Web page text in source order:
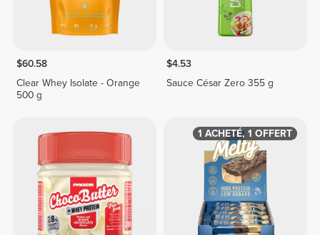
$60.58
Clear Whey Isolate - Orange
500 g
$4.53
Sauce César Zero 355 g
1 ACHETÉ, 1 OFFERT